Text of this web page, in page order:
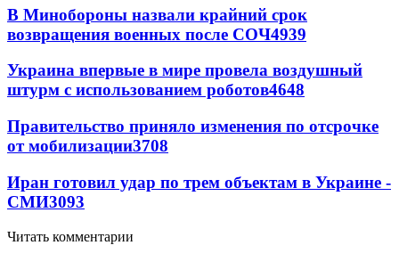
В Минобороны назвали крайний срок
возвращения военных после СОЧ4939
Украина впервые в мире провела воздушный
штурм с использованием роботов4648
Правительство приняло изменения по отсрочке
от мобилизации3708
Иран готовил удар по трем объектам в Украине -
СМИ3093
Читать комментарии